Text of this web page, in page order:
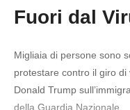
ELEZIONI IN
Fuori dal
Migliaia di persone sono
protestare contro il giro
Donald Trump
della Guardia Nazionale.